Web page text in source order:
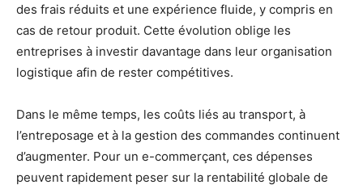
des frais réduits et une expérience fluide, y compris en
cas de retour produit. Cette évolution oblige les
entreprises à investir davantage dans leur organisation
logistique afin de rester compétitives.
Dans le même temps, les coûts liés au transport, à
l’entreposage et à la gestion des commandes continuent
d’augmenter. Pour un e-commerçant, ces dépenses
peuvent rapidement peser sur la rentabilité globale de